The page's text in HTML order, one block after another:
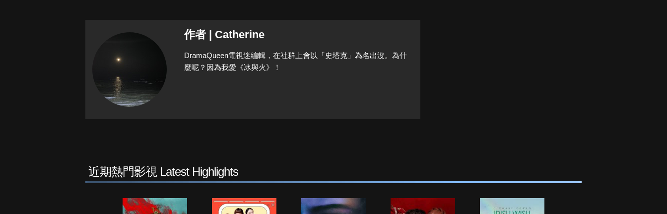
作者 | Catherine
DramaQueen電視迷編輯，在社群上會以「史塔克」為名出沒。為什
麼呢？因為我愛《冰與火》！
近期熱門影視 Latest Highlights